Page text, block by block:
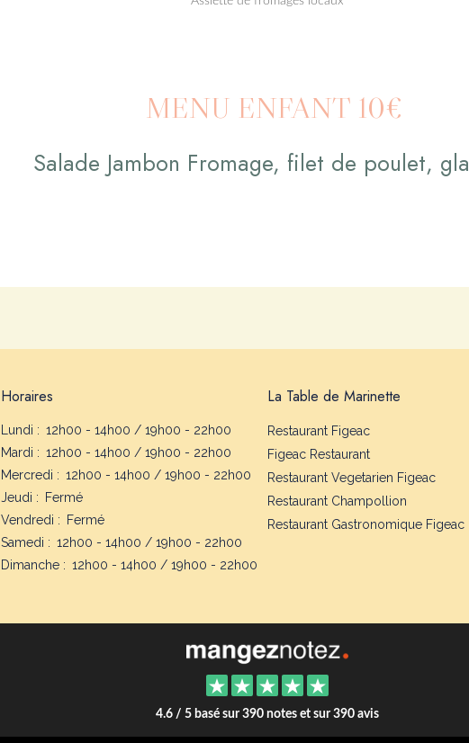
MENU ENFANT 10€
Salade Jambon Fromage, filet de poulet,
Horaires
Lundi : 12h00 - 14h00 / 19h00 - 22h00
Mardi : 12h00 - 14h00 / 19h00 - 22h00
Mercredi : 12h00 - 14h00 / 19h00 - 22h00
Jeudi :
Fermé
Vendredi :
Fermé
Samedi : 12h00 - 14h00 / 19h00 - 22h00
Dimanche : 12h00 - 14h00 / 19h00 - 22h00
La Table de Marinette
Restaurant Figeac
Figeac Restaurant
Restaurant Vegetarien Figeac
Restaurant Champollion
Restaurant Gastronomique Figeac
4.6 / 5 basé sur 390 notes et sur 390 avis